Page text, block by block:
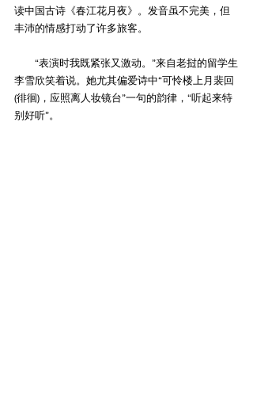
读中国古诗《春江花月夜》。发音虽不完美，但
丰沛的情感打动了许多旅客。
“表演时我既紧张又激动。”来自老挝的留学生
李雪欣笑着说。她尤其偏爱诗中“可怜楼上月裴回
(徘徊)，应照离人妆镜台”一句的韵律，“听起来特
别好听”。